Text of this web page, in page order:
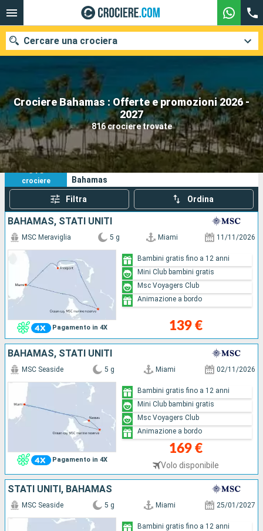
Crociere Bahamas : Offerte e promozioni 2026 -
2027
816 crociere trovate
Cercare una crociera
Le nostre destinazioni
Mesi di partenza
Porti Compagnie
Ricerca
816
crociere
I tuoi criteri di ricerca:
Bahamas
Filtra Ordina
BAHAMAS, STATI UNITI
Pagamento in 4X
MSC Meraviglia 5 g Miami 11/11/2026
139 €
Bambini gratis fino a 12 anni
Mini Club bambini gratis
Msc Voyagers Club
Animazione a bordo
BAHAMAS, STATI UNITI
Pagamento in 4X
MSC Seaside 5 g Miami 02/11/2026
169 €
Volo disponibile
Bambini gratis fino a 12 anni
Mini Club bambini gratis
Msc Voyagers Club
Animazione a bordo
STATI UNITI, BAHAMAS
MSC Seaside 5 g Miami 25/01/2027
Bambini gratis fino a 12 anni